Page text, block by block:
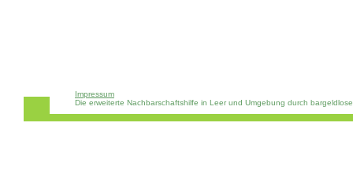
Impressum
Die erweiterte Nachbarschaftshilfe in Leer und Umgebung durch